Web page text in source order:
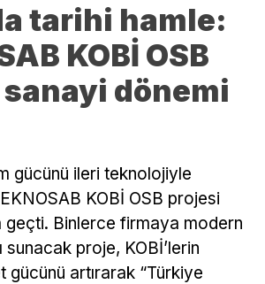
tarihi hamle:
KOBİ OSB
dönemi
gücünü ileri teknolojiyle
KOBİ OSB projesi
geçti. Binlerce firmaya modern
sunacak proje, KOBİ’lerin
gücünü artırarak “Türkiye